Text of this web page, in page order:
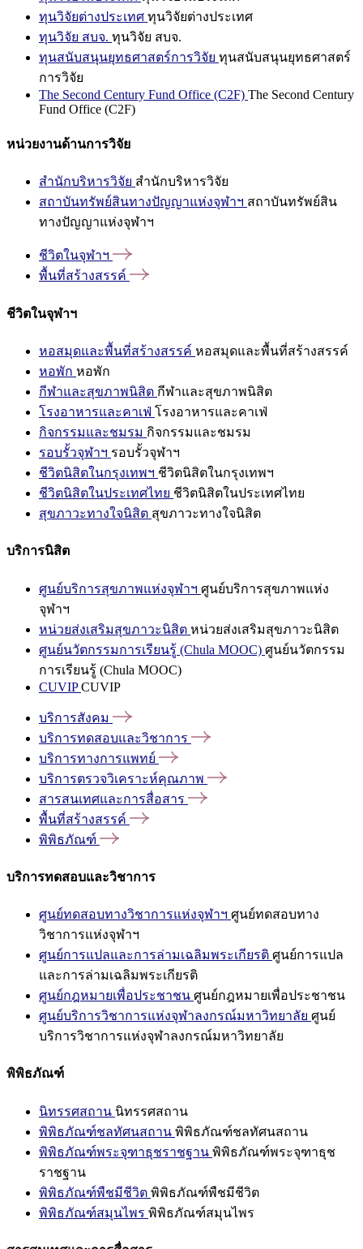
ทุนวิจัยต่างประเทศ ทุนวิจัยต่างประเทศ
ทุนวิจัย สบจ. ทุนวิจัย สบจ.
ทุนสนับสนุนยุทธศาสตร์การวิจัย ทุนสนับสนุนยุทธศาสตร์
การวิจัย
The Second Century Fund Office (C2F) The Second Century
Fund Office (C2F)
หน่วยงานด้านการวิจัย
สำนักบริหารวิจัย สำนักบริหารวิจัย
สถาบันทรัพย์สินทางปัญญาแห่งจุฬาฯ สถาบันทรัพย์สิน
ทางปัญญาแห่งจุฬาฯ
ชีวิตในจุฬาฯ
พื้นที่สร้างสรรค์
ชีวิตในจุฬาฯ
หอสมุดและพื้นที่สร้างสรรค์ หอสมุดและพื้นที่สร้างสรรค์
หอพัก หอพัก
กีฬาและสุขภาพนิสิต กีฬาและสุขภาพนิสิต
โรงอาหารและคาเฟ่ โรงอาหารและคาเฟ่
กิจกรรมและชมรม กิจกรรมและชมรม
รอบรั้วจุฬาฯ รอบรั้วจุฬาฯ
ชีวิตนิสิตในกรุงเทพฯ ชีวิตนิสิตในกรุงเทพฯ
ชีวิตนิสิตในประเทศไทย ชีวิตนิสิตในประเทศไทย
สุขภาวะทางใจนิสิต สุขภาวะทางใจนิสิต
บริการนิสิต
ศูนย์บริการสุขภาพแห่งจุฬาฯ ศูนย์บริการสุขภาพแห่ง
จุฬาฯ
หน่วยส่งเสริมสุขภาวะนิสิต หน่วยส่งเสริมสุขภาวะนิสิต
ศูนย์นวัตกรรมการเรียนรู้ (Chula MOOC) ศูนย์นวัตกรรม
การเรียนรู้ (Chula MOOC)
CUVIPCUVIP
บริการสังคม
บริการทดสอบและวิชาการ
บริการทางการแพทย์
บริการตรวจวิเคราะห์คุณภาพ
สารสนเทศและการสื่อสาร
พื้นที่สร้างสรรค์
พิพิธภัณฑ์
บริการทดสอบและวิชาการ
ศูนย์ทดสอบทางวิชาการแห่งจุฬาฯ ศูนย์ทดสอบทาง
วิชาการแห่งจุฬาฯ
ศูนย์การแปลและการล่ามเฉลิมพระเกียรติ ศูนย์การแปล
และการล่ามเฉลิมพระเกียรติ
ศูนย์กฎหมายเพื่อประชาชน ศูนย์กฎหมายเพื่อประชาชน
ศูนย์บริการวิชาการแห่งจุฬาลงกรณ์มหาวิทยาลัย ศูนย์
บริการวิชาการแห่งจุฬาลงกรณ์มหาวิทยาลัย
พิพิธภัณฑ์
นิทรรศสถาน นิทรรศสถาน
พิพิธภัณฑ์ชลทัศนสถาน พิพิธภัณฑ์ชลทัศนสถาน
พิพิธภัณฑ์พระจุฑาธุชราชฐาน พิพิธภัณฑ์พระจุฑาธุช
ราชฐาน
พิพิธภัณฑ์พืชมีชีวิต พิพิธภัณฑ์พืชมีชีวิต
พิพิธภัณฑ์สมุนไพร พิพิธภัณฑ์สมุนไพร